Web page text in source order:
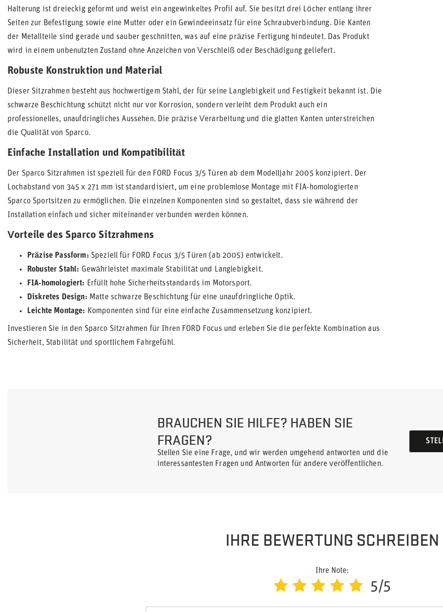
Halterung ist dreieckig geformt und weist ein angewinkeltes Profil auf. Sie besitzt drei Löcher entlang ihrer
Seiten zur Befestigung sowie eine Mutter oder ein Gewindeeinsatz für eine Schraubverbindung. Die Kanten
der Metallteile sind gerade und sauber geschnitten, was auf eine präzise Fertigung hindeutet. Das Produkt
wird in einem unbenutzten Zustand ohne Anzeichen von Verschleiß oder Beschädigung geliefert.
Robuste Konstruktion und Material
Dieser Sitzrahmen besteht aus hochwertigem Stahl, der für seine Langlebigkeit und Festigkeit bekannt ist. Die
schwarze Beschichtung schützt nicht nur vor Korrosion, sondern verleiht dem Produkt auch ein
professionelles, unaufdringliches Aussehen. Die präzise Verarbeitung und die glatten Kanten unterstreichen
die Qualität von Sparco.
Einfache Installation und Kompatibilität
Der Sparco Sitzrahmen ist speziell für den FORD Focus 3/5 Türen ab dem Modelljahr 2005 konzipiert. Der
Lochabstand von 345 x 271 mm ist standardisiert, um eine problemlose Montage mit FIA-homologierten
Sparco Sportsitzen zu ermöglichen. Die einzelnen Komponenten sind so gestaltet, dass sie während der
Installation einfach und sicher miteinander verbunden werden können.
Vorteile des Sparco Sitzrahmens
Präzise Passform: Speziell für FORD Focus 3/5 Türen (ab 2005) entwickelt.
Robuster Stahl: Gewährleistet maximale Stabilität und Langlebigkeit.
FIA-homologiert: Erfüllt hohe Sicherheitsstandards im Motorsport.
Diskretes Design: Matte schwarze Beschichtung für eine unaufdringliche Optik.
Leichte Montage: Komponenten sind für eine einfache Zusammensetzung konzipiert.
Investieren Sie in den Sparco Sitzrahmen für Ihren FORD Focus und erleben Sie die perfekte Kombination aus
Sicherheit, Stabilität und sportlichem Fahrgefühl.
BRAUCHEN SIE HILFE? HABEN SIE
FRAGEN?
Stellen Sie eine Frage, und wir werden umgehend antworten und die
interessantesten Fragen und Antworten für andere veröffentlichen.
IHRE BEWERTUNG SCHREIBEN
Ihre Note:
5/5